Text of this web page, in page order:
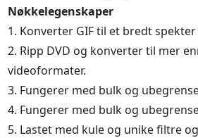
Nøkkelegenskaper
1. Konverter GIF til et bredt
2. Ripp DVD og konverter til mer
videoformater.
3. Fungerer med bulk og
4. Fungerer med bulk og
5. Lastet med kule og unike filtre